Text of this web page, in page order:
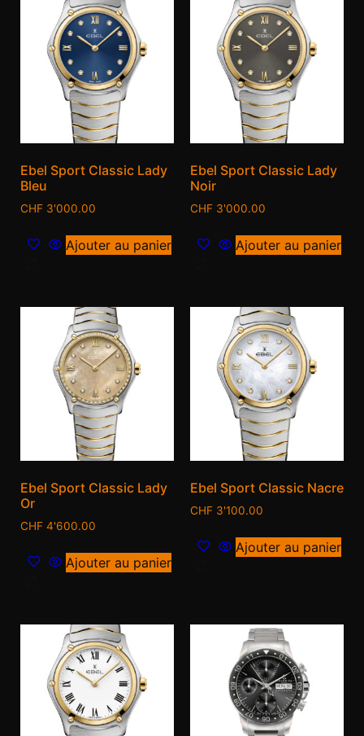
Ebel Sport Classic Lady
Bleu
CHF 3'000.00
Ajouter au panier
Ebel Sport Classic Lady
Noir
CHF 3'000.00
Ajouter au panier
Ebel Sport Classic Lady
Or
CHF 4'600.00
Ajouter au panier
Ebel Sport Classic Nacre
CHF 3'100.00
Ajouter au panier